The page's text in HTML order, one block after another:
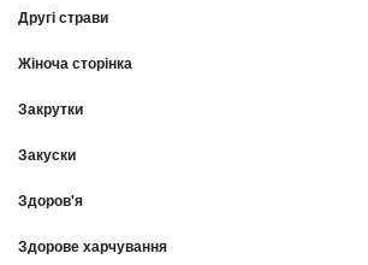
Другі страви
Жіноча сторінка
Закрутки
Закуски
Здоров'я
Здорове харчування